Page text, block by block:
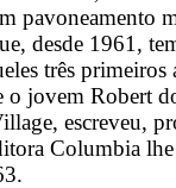
pavoneamento
desde 1961,
três
jovem Robert
escreveu,
Columbia